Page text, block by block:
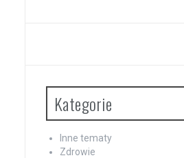
Kategorie
Inne tematy
Zdrowie